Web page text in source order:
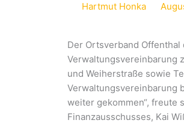
Hartmut Honka
Der Ortsverband
Verwaltungsvereinbarung
und Weiherstraße sowie
Verwaltungsvereinbarung
weiter gekommen“, freute
Finanzausschusses, Kai